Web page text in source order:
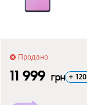
Продано
11 999 грн + 120